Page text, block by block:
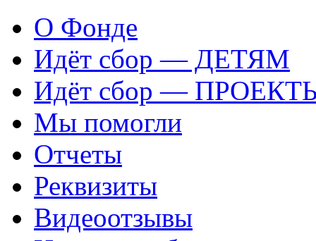
О Фонде
Идёт сбор — ДЕТЯМ
Идёт сбор —
Мы помогли
Отчеты
Реквизиты
Видеоотзывы